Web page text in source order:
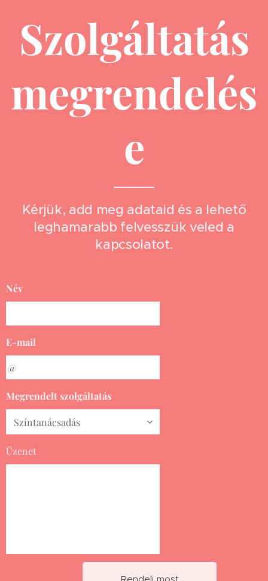
Szolgáltatás
megrendelés
e
Kérjük, add meg adataid és a lehető
leghamarabb felvesszük veled a
kapcsolatot.
Név
E-mail
Megrendelt szolgáltatás
Üzenet